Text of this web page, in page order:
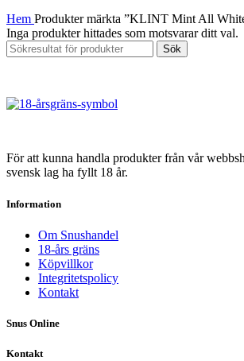
Hem Produkter märkta ”KLINT Mint All
Inga produkter hittades som motsvarar ditt val.
Sök
För att kunna handla produkter från vår
svensk lag ha fyllt 18 år.
Information
Om Snushandel
18-års gräns
Köpvillkor
Integritetspolicy
Kontakt
Snus Online
Kontakt